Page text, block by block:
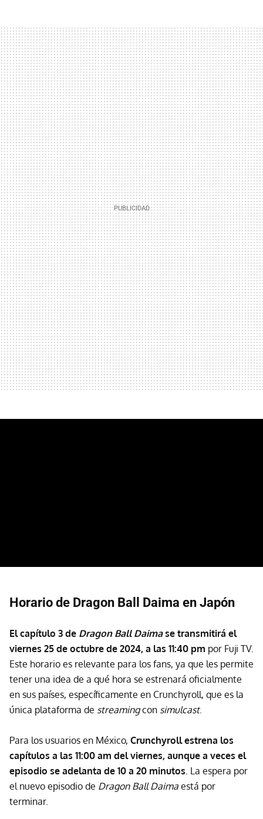
Horario de Dragon Ball Daima en Japón
El capítulo 3 de Dragon Ball Daimase transmitirá el
viernes 25 de octubre de 2024, a las 11:40 pm por Fuji TV.
Este horario es relevante para los fans, ya que les permite
tener una idea de a qué hora se estrenará oficialmente
en sus países, específicamente en Crunchyroll, que es la
única plataforma de streamingcon simulcast.
Para los usuarios en México, Crunchyroll estrena los
capítulos a las 11:00 am del viernes, aunque a veces el
episodio se adelanta de 10 a 20 minutos. La espera por
el nuevo episodio de Dragon Ball Daima está por
terminar.